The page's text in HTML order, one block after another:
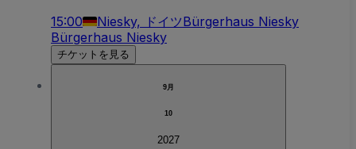
15:00 Niesky, ドイツBürgerhaus Niesky
Bürgerhaus Niesky
チケットを見る
9月
10
2027